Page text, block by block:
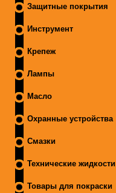
Защитные покрытия
Инструмент
Крепеж
Лампы
Масло
Охранные устройства
Смазки
Технические жидкости
Товары для покраски